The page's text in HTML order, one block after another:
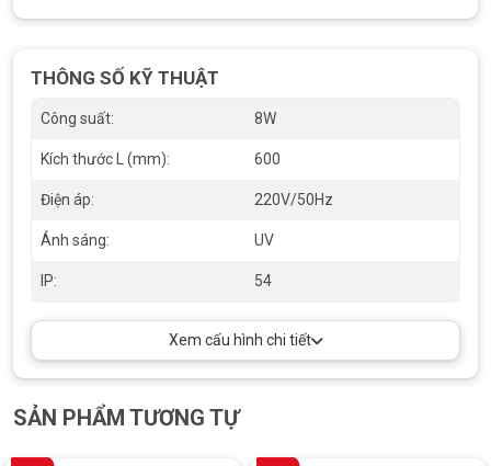
đèn UV truyền thống không thể làm được.
Đèn led diệt khuẩn tích hợp cảm biến 8W TUV0081 Duhal
THÔNG SỐ KỸ THUẬT
Công suất: 8W
Kích thước L (mm): 600
Điện áp: 220V/50Hz
Ánh sáng: UV
IP: 54
Xem cấu hình chi tiết
SẢN PHẨM TƯƠNG TỰ